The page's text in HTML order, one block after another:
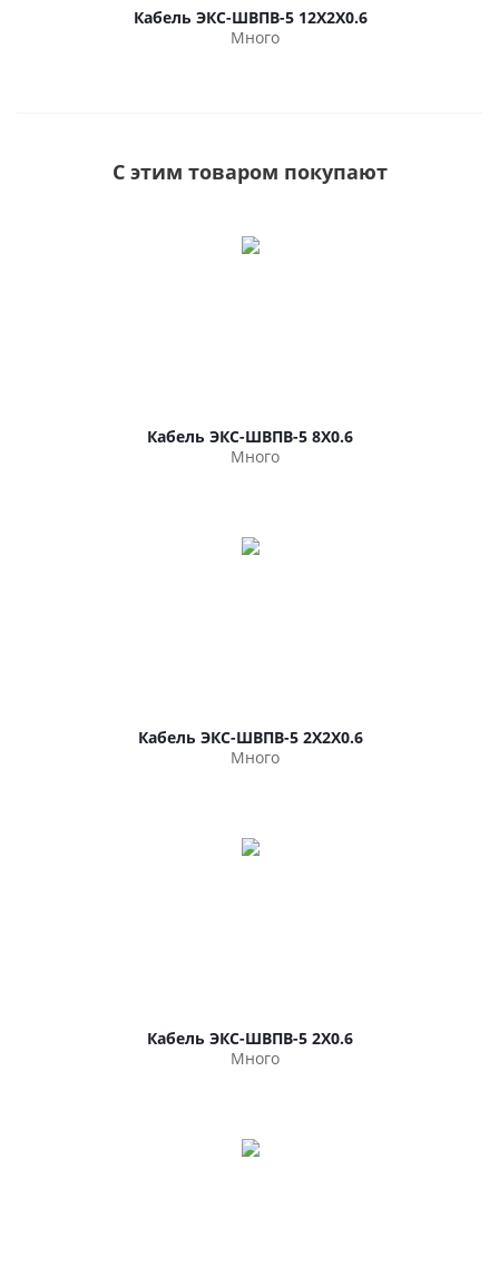
Кабель ЭКС-ШВПВ-5 12Х2Х0.6
Много
С этим товаром покупают
Кабель ЭКС-ШВПВ-5 8Х0.6
Много
Кабель ЭКС-ШВПВ-5 2Х2Х0.6
Много
Кабель ЭКС-ШВПВ-5 2Х0.6
Много